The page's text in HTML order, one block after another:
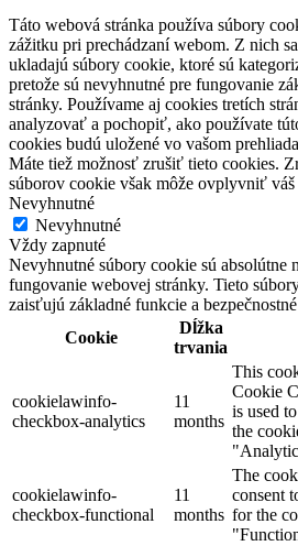
Táto webová stránka používa súbory
zážitku pri prechádzaní webom. Z nich
ukladajú súbory cookie, ktoré sú
pretože sú nevyhnutné pre fungovanie
stránky. Používame aj cookies tretích
analyzovať a pochopiť, ako používate
cookies budú uložené vo vašom
Máte tiež možnosť zrušiť tieto cookies.
súborov cookie však môže ovplyvniť
Nevyhnutné
Nevyhnutné
Vždy zapnuté
Nevyhnutné súbory cookie sú absolútne
fungovanie webovej stránky. Tieto
zaisťujú základné funkcie a
Cookie
Dĺžka
trvania
cookielawinfo-
checkbox-analytics
11
months
This
Cookie
is used
the
cookielawinfo-
checkbox-functional
11
months
The
consent
for the